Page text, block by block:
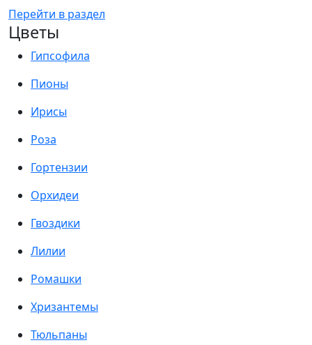
Перейти в раздел
Цветы
Гипсофила
Пионы
Ирисы
Роза
Гортензии
Орхидеи
Гвоздики
Лилии
Ромашки
Хризантемы
Тюльпаны